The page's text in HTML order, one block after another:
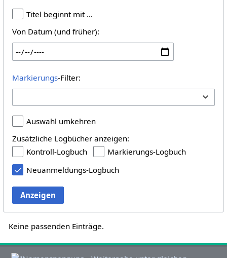
Titel beginnt mit …
Von Datum (und früher):
Markierungs-Filter:
Auswahl umkehren
Zusätzliche Logbücher anzeigen:
Kontroll-Logbuch
Markierungs-Logbuch
Neuanmeldungs-Logbuch
Anzeigen
Keine passenden Einträge.